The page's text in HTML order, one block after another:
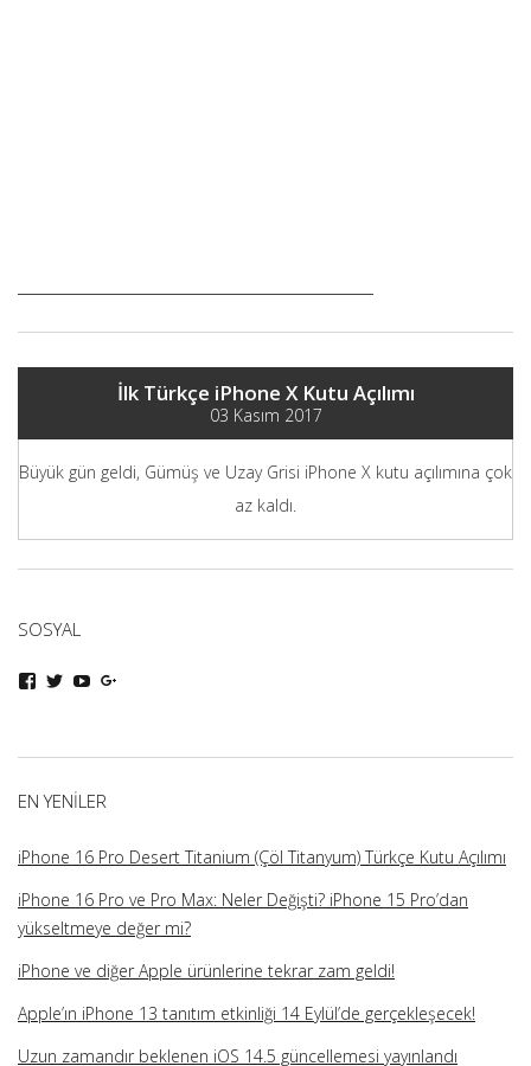
İlk Türkçe iPhone X Kutu Açılımı
03 Kasım 2017
Büyük gün geldi, Gümüş ve Uzay Grisi iPhone X kutu açılımına çok
az kaldı.
SOSYAL
iphoneturka
profilini
iphoneturka
profilini
iphoneturka
profiliniprofilini
EN YENILER
iPhone 16 Pro Desert Titanium (Çöl Titanyum) Türkçe Kutu Açılımı
iPhone 16 Pro ve Pro Max: Neler Değişti? iPhone 15 Pro’dan
yükseltmeye değer mi?
iPhone ve diğer Apple ürünlerine tekrar zam geldi!
Apple’ın iPhone 13 tanıtım etkinliği 14 Eylül’de gerçekleşecek!
Uzun zamandır beklenen iOS 14.5 güncellemesi yayınlandı